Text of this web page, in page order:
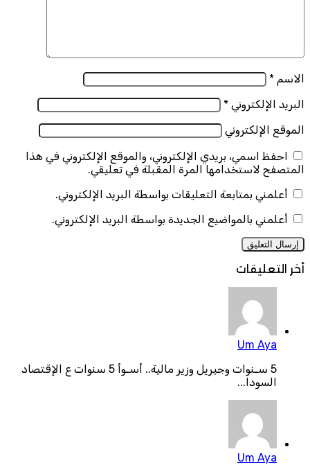
الاسم *
البريد الإلكتروني *
الموقع الإلكتروني
احفظ اسمي، بريدي الإلكتروني، والموقع الإلكتروني في هذا
المتصفح لاستخدامها المرة المقبلة في تعليقي.
أعلمني بمتابعة التعليقات بواسطة البريد الإلكتروني.
أعلمني بالمواضيع الجديدة بواسطة البريد الإلكتروني.
أخر التعليقات
Um Aya
5 سـنوات وجيريل وزير مالية.. أسـوأ 5 سنوات ع الإقتصاد
السودا...
Um Aya